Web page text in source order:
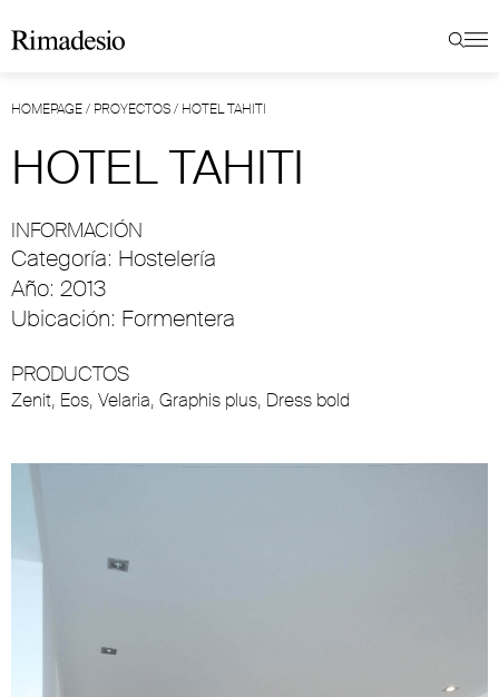
HOMEPAGE/ PROYECTOS/ HOTEL TAHITI
HOTEL TAHITI
INFORMACIÓN
Categoría: Hostelería
Año: 2013
Ubicación: Formentera
PRODUCTOS
Zenit, Eos, Velaria, Graphis plus, Dress bold